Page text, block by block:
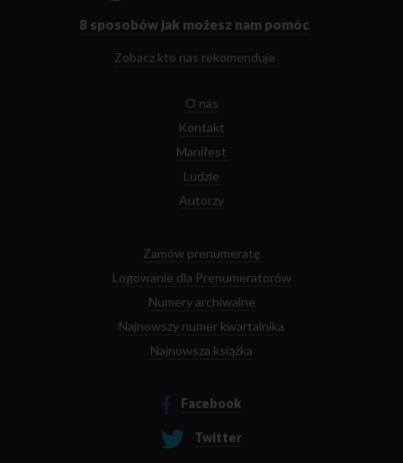
8 sposobów jak możesz nam pomóc
Zobacz kto nas rekomenduje
O nas
Kontakt
Manifest
Ludzie
Autorzy
Zamów prenumeratę
Logowanie dla Prenumeratorów
Numery archiwalne
Najnowszy numer kwartalnika
Najnowsza książka
Facebook
Twitter